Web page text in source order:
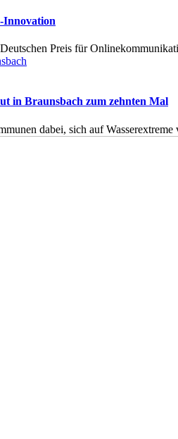
Innovation
Preis für
in Braunsbach zum zehnten Mal
dabei, sich auf